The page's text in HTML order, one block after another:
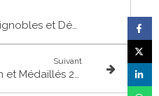
Vers un label "Vignobles et Découvertes" pour le Frontonnais ?
Suivant
AG des Vins de Fronton et Médaillés 2017 du Concours Agricole